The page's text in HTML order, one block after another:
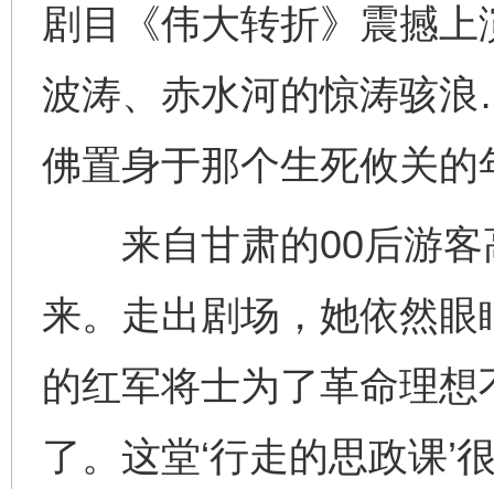
剧目《伟大转折》震撼
波涛、赤水河的惊涛骇
佛置身于那个生死攸关的
来自甘肃的00后游客
来。走出剧场，她依然
的红军将士为了革命理
了。这堂‘行走的思政课’